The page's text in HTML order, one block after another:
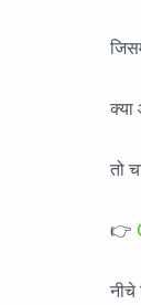
क्या
तो
👉